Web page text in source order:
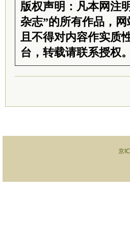
版权声明：凡本网注
杂志”的所有作品，
且不得对内容作实质
台，转载请联系授权
京